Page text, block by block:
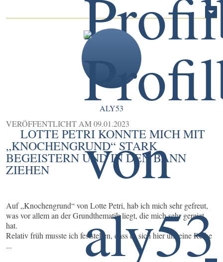
ALY53
VERÖFFENTLICHT AM09.01.2023
LOTTE PETRI KONNTE MICH MIT
„KNOCHENGRUND“ STARK
BEGEISTERN UND IN DEN BANN
ZIEHEN
Auf „Knochengrund“ von Lotte Petri, hab ich mich sehr gefreut,
was vor allem an der Grundthematik liegt, die mich sehr gereizt
hat.
Relativ früh musste ich feststellen, dass es sich hier um eine Reihe
...